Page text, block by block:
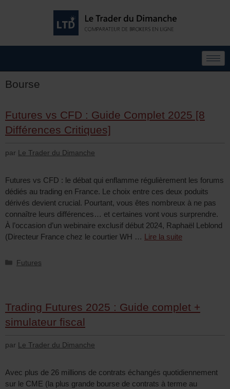
Bourse
Futures vs CFD : Guide Complet 2025 [8
Différences Critiques]
par Le Trader du Dimanche
Futures vs CFD : le débat qui enflamme régulièrement les forums
dédiés au trading en France. Le choix entre ces deux poduits
dérivés devient crucial. Pourtant, vous êtes nombreux à ne pas
connaître leurs différences… et certaines vont vous surprendre.
À l’occasion d’un webinaire exclusif début 2024, Raphaël Leblond
(Directeur France chez le courtier WH … Lire la suite
Futures
Trading Futures 2025 : Guide complet +
simulateur fiscal
par Le Trader du Dimanche
Avec plus de 26 millions de contrats échangés quotidiennement
sur le CME (la plus grande bourse de contrats à terme au